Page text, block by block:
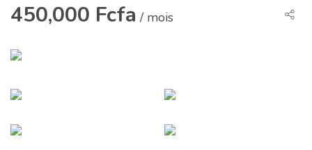
450,000 Fcfa / mois